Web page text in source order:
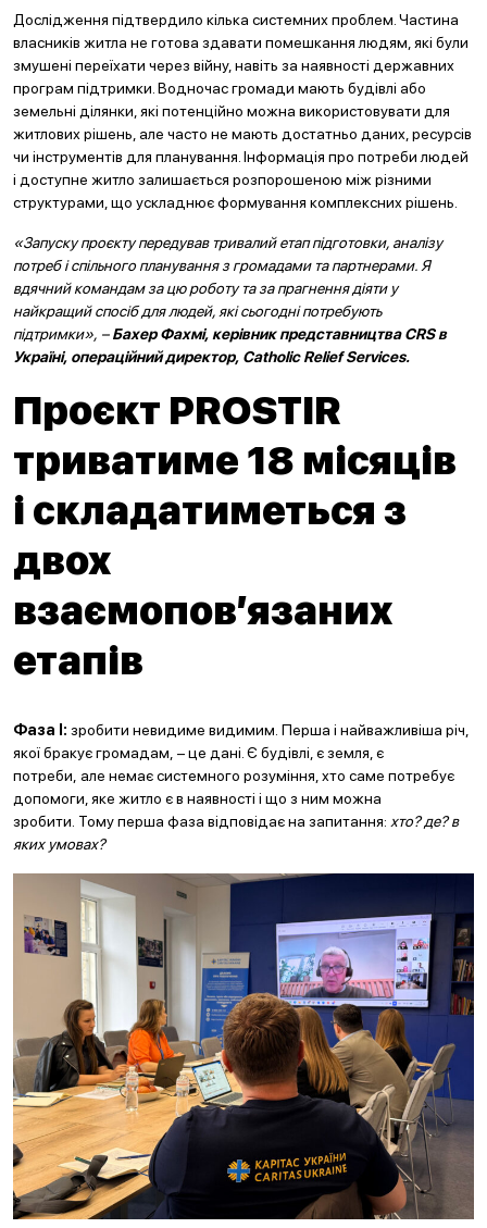
Дослідження підтвердило кілька системних проблем. Частина
власників житла не готова здавати помешкання людям, які були
змушені переїхати через війну, навіть за наявності державних
програм підтримки. Водночас громади мають будівлі або
земельні ділянки, які потенційно можна використовувати для
житлових рішень, але часто не мають достатньо даних, ресурсів
чи інструментів для планування. Інформація про потреби людей
і доступне житло залишається розпорошеною між різними
структурами, що ускладнює формування комплексних рішень.
«Запуску проєкту передував тривалий етап підготовки, аналізу
потреб і спільного планування з громадами та партнерами. Я
вдячний командам за цю роботу та за прагнення діяти у
найкращий спосіб для людей, які сьогодні потребують
підтримки», –Бахер Фахмі, керівник представництва CRS в
Україні, операційний директор, Catholic Relief Services.
Проєкт PROSTIR
триватиме 18 місяців
і складатиметься з
двох
взаємопов’язаних
етапів
Фаза І: зробити невидиме видимим. Перша і найважливіша річ,
якої бракує громадам, – це дані. Є будівлі, є земля, є
потреби, але немає системного розуміння, хто саме потребує
допомоги, яке житло є в наявності і що з ним можна
зробити. Тому перша фаза відповідає на запитання: хто? де? в
яких умовах?